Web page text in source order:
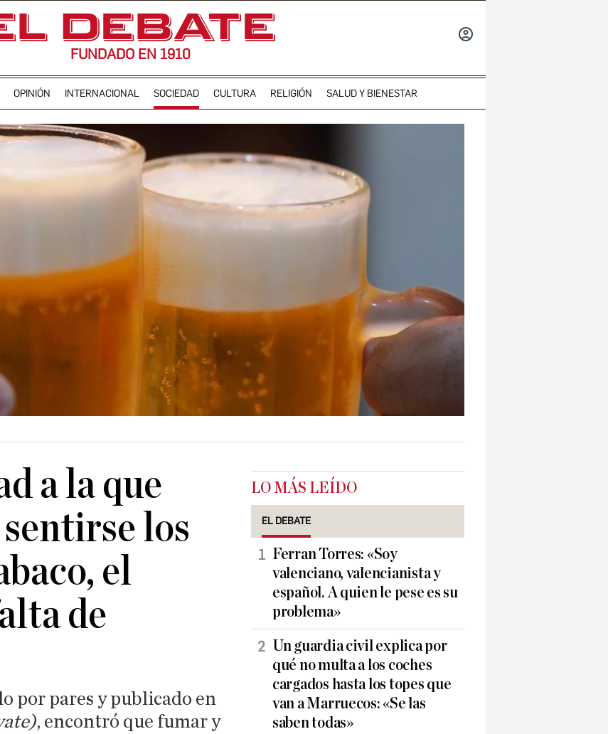
FUNDADO EN 1910
OPINIÓN INTERNACIONAL SOCIEDAD CULTURA RELIGIÓN SALUD Y BIENESTAR
a la que
los
el
de
por pares y publicado en
, encontró que fumar y
LO MÁS LEÍDO
EL DEBATE
Ferran Torres: «Soy
valenciano, valencianista y
español. A quien le pese es su
problema»
Un guardia civil explica por
qué no multa a los coches
cargados hasta los topes que
van a Marruecos: «Se las
saben todas»